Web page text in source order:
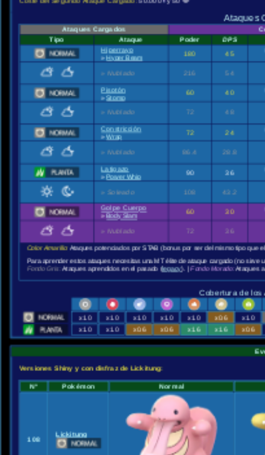
Ataques
Ataques Cargados
Tipo
Ataque Poder
DPS
Hiperrayo
»Hyper Beam 180 45
» Nublado 216
54
Pisotón
»Stomp 60 40
» Nublado 72
48
Constricción
»Wrap 72 24
» Nublado 86.4
28.8
Latigazo
»Power Whip 90 36
» Soleado 108
43.2
Golpe Cuerpo
»Body Slam 60 30
» Nublado 72 36
Color Amarillo: Ataques potenciados por STAB (bonus por ser del mismo tipo que
Para aprender estos ataques necesitas una MT élite de ataque cargado (no sirve
Fondo Gris:Ataques aprendidos en el pasado (legacy). |Fondo Morado:Ataques
Cobertura de los
x1.0 x1.0 x1.0 x1.0 x1.0 x0.6
x1.0
x1.0
x1.0 x0.6 x0.6 x1.6 x1.6 x0.6
Versiones Shiny y con disfraz de Lickitung:
Nº Pokémon Normal
108
Lickitung